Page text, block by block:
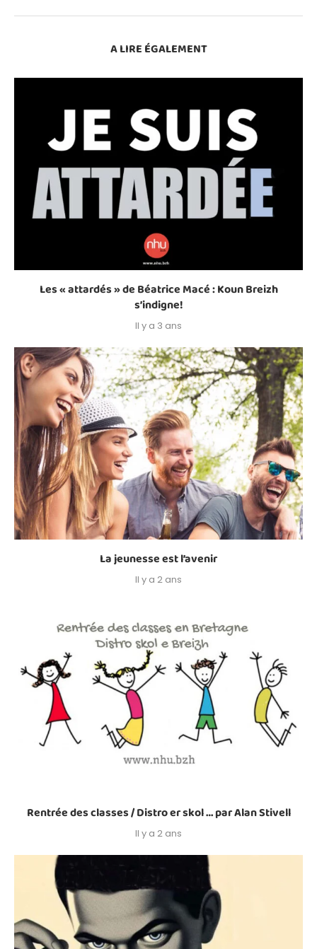
A LIRE ÉGALEMENT
Les « attardés » de Béatrice Macé : Koun Breizh
s’indigne!
Il y a 3 ans
La jeunesse est l’avenir
Il y a 2 ans
Rentrée des classes / Distro er skol … par Alan Stivell
Il y a 2 ans